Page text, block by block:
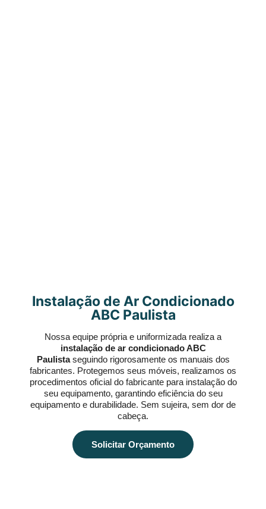
Instalação de Ar Condicionado
ABC Paulista
Nossa equipe própria e uniformizada realiza a
instalação de ar condicionado ABC
Paulistaseguindo rigorosamente os manuais dos
fabricantes. Protegemos seus móveis, realizamos os
procedimentos oficial do fabricante para instalação do
seu equipamento, garantindo eficiência do seu
equipamento e durabilidade. Sem sujeira, sem dor de
cabeça.
Solicitar Orçamento